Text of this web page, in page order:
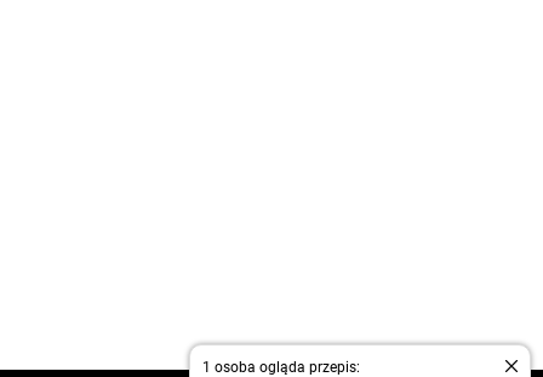
1 osoba ogląda przepis: